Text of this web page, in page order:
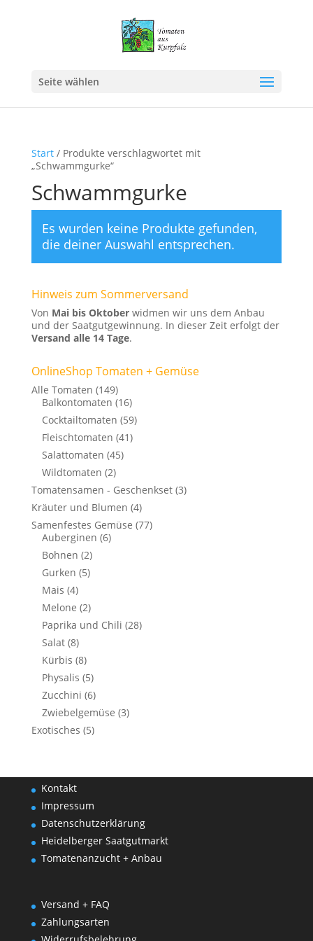
Seite wählen
Start/ Produkte verschlagwortet mit
„Schwammgurke“
Schwammgurke
Es wurden keine Produkte gefunden,
die deiner Auswahl entsprechen.
Hinweis zum Sommerversand
Von Mai bis Oktoberwidmen wir uns dem Anbau
und der Saatgutgewinnung. In dieser Zeit erfolgt der
Versand alle 14 Tage.
OnlineShop Tomaten + Gemüse
Alle Tomaten (149)
Balkontomaten (16)
Cocktailtomaten (59)
Fleischtomaten (41)
Salattomaten (45)
Wildtomaten (2)
Tomatensamen - Geschenkset (3)
Kräuter und Blumen (4)
Samenfestes Gemüse (77)
Auberginen (6)
Bohnen (2)
Gurken (5)
Mais (4)
Melone (2)
Paprika und Chili (28)
Salat (8)
Kürbis (8)
Physalis (5)
Zucchini (6)
Zwiebelgemüse (3)
Exotisches (5)
Kontakt
Impressum
Datenschutzerklärung
Heidelberger Saatgutmarkt
Tomatenanzucht + Anbau
Versand + FAQ
Zahlungsarten